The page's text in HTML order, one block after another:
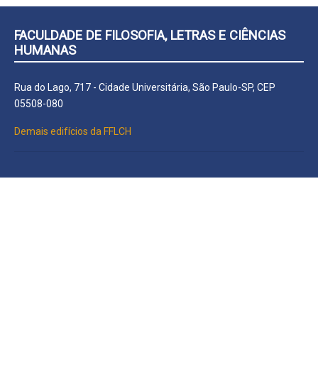
FACULDADE DE FILOSOFIA, LETRAS E CIÊNCIAS
HUMANAS
Rua do Lago, 717 - Cidade Universitária, São Paulo-SP, CEP
05508-080
Demais edifícios da FFLCH